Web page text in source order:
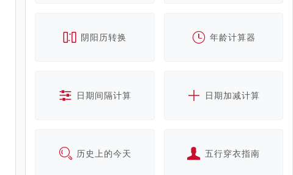
阴阳历转换 年龄计算器
日期间隔计算 日期加减计算
历史上的今天 五行穿衣指南